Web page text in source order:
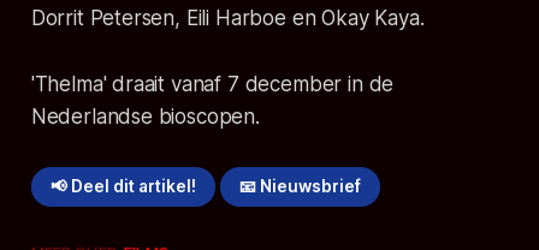
Dorrit Petersen, Eili Harboe en Okay Kaya.
'Thelma' draait vanaf 7 december in de
Nederlandse bioscopen.
📢 Deel dit artikel! 📧 Nieuwsbrief